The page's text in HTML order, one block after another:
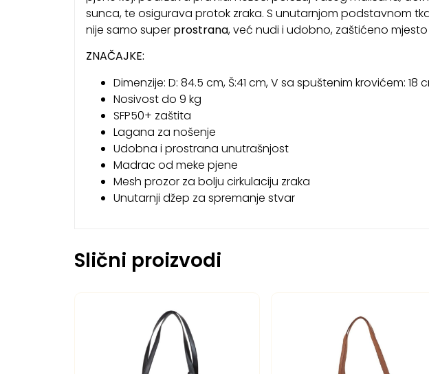
sunca, te osigurava protok zraka. S unutarnjom podstavnom
nije samo super prostrana, već nudi i udobno, zaštićeno
ZNAČAJKE:
Dimenzije: D: 84.5 cm, Š:41 cm, V sa spuštenim krovićem: 18
Nosivost do 9 kg
SFP50+ zaštita
Lagana za nošenje
Udobna i prostrana unutrašnjost
Madrac od meke pjene
Mesh prozor za bolju cirkulaciju zraka
Unutarnji džep za spremanje stvar
Slični proizvodi